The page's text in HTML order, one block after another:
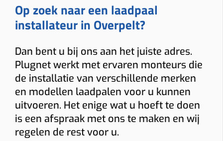
Op zoek naar een laadpaal
installateur in Overpelt?
Dan bent u bij ons aan het juiste adres.
Plugnet werkt met ervaren monteurs die
de installatie van verschillende merken
en modellen laadpalen voor u kunnen
uitvoeren. Het enige wat u hoeft te doen
is een afspraak met ons te maken en wij
regelen de rest voor u.